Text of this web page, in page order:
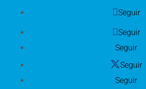
Seguir
Seguir
Seguir
Seguir
Seguir